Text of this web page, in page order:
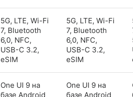
5G, LTE, Wi-Fi
7, Bluetooth
6,0, NFC,
USB-C 3.2,
eSIM
5G, LTE, Wi-Fi
7, Bluetooth
6,0, NFC,
USB-C 3.2,
eSIM
One UI 9 на
базе Android
One UI 9 на
базе Android